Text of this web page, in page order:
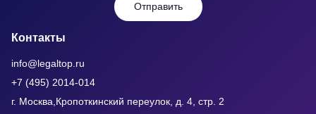
Отправить
Контакты
info@legaltop.ru
+7 (495) 2014-014
г. Москва,Кропоткинский переулок, д. 4, стр. 2